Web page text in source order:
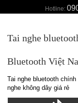
Hotline:
Tai nghe
Bluetooth Việt
Tai nghe bluetooth chính
nghe không dây giá rẻ